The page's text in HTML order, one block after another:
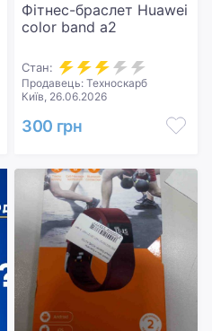
Фітнес-браслет Huawei
color band a2
Стан:
Продавець: Техноскарб
Київ, 26.06.2026
300 грн